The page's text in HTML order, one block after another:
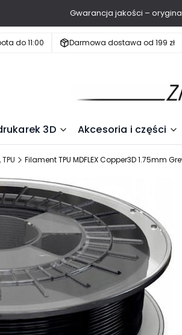
Gwarancja jakości –
do 11:00
Darmowa dostawa od 199 zł
3D Akcesoria i części
Filament TPU MDFLEX Copper3D 1.75mm